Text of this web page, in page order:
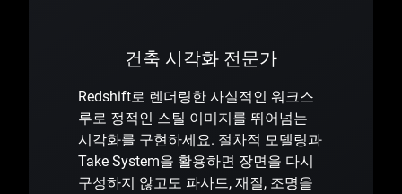
건축 시각화 전문가
Redshift로 렌더링한 사실적인 워크스
루로 정적인 스틸 이미지를 뛰어넘는
시각화를 구현하세요. 절차적 모델링과
Take System을 활용하면 장면을 다시
구성하지 않고도 파사드, 재질, 조명을